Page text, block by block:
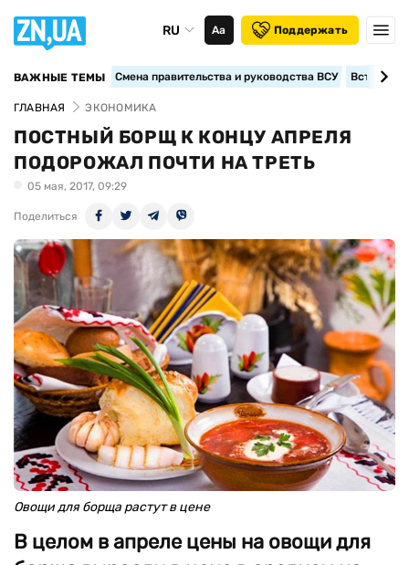
RU Аа Поддержать
ВАЖНЫЕ ТЕМЫ Смена правительства и руководства ВСУ
ГЛАВНАЯ ЭКОНОМИКА
ПОСТНЫЙ БОРЩ К КОНЦУ АПРЕЛЯ
ПОДОРОЖАЛ ПОЧТИ НА ТРЕТЬ
05 мая, 2017, 09:29
Поделиться
Овощи для борща растут в цене
В целом в апреле цены на овощи для